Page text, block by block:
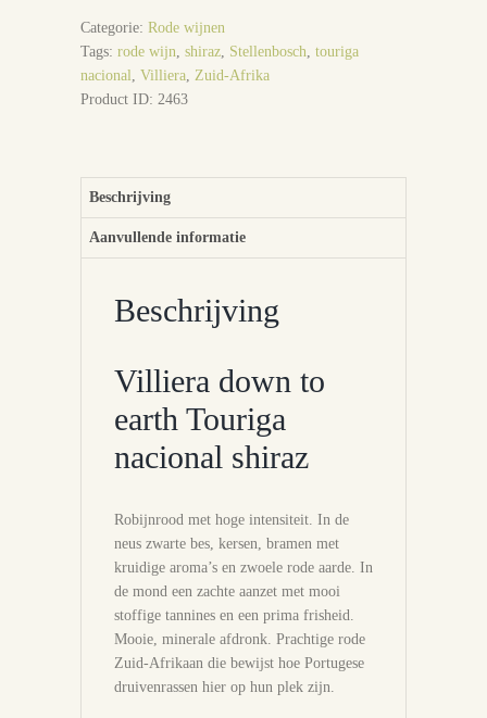
Categorie: Rode wijnen
Tags: rode wijn shiraz Stellenbosch touriga
nacional
Villiera Zuid-Afrika
Product ID: 2463
Beschrijving
Aanvullende informatie
Beschrijving
Villiera down to
earth Touriga
nacional shiraz
Robijnrood met hoge intensiteit. In de
neus zwarte bes, kersen, bramen met
kruidige aroma’s en zwoele rode aarde. In
de mond een zachte aanzet met mooi
stoffige tannines en een prima frisheid.
Mooie, minerale afdronk. Prachtige rode
Zuid-Afrikaan die bewijst hoe Portugese
druivenrassen hier op hun plek zijn.